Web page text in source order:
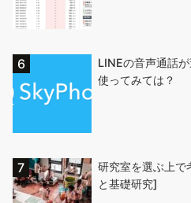
LINEの音声通話
使ってみては？
研究室を選ぶ上
と基礎研究]